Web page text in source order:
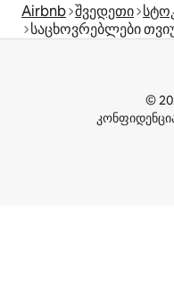
Airbnb შვედეთი
საცხოვრებლები
©